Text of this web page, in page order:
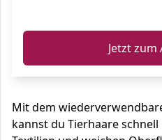
Jetzt
Mit dem
kannst du Tierhaare